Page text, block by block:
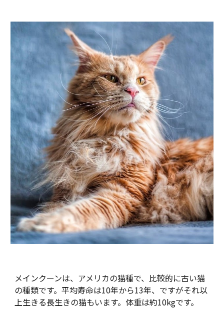
メインクーンは、アメリカの猫種で、比較的に古い猫
の種類です。平均寿命は10年から13年、ですがそれ以
上生きる長生きの猫もいます。体重は約10kgです。